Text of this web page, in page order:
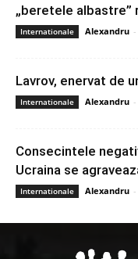
„beretele albastre”
Internationale Alexandru -
Lavrov, enervat de
Internationale Alexandru -
Consecintele
Ucraina se
Internationale Alexandru -